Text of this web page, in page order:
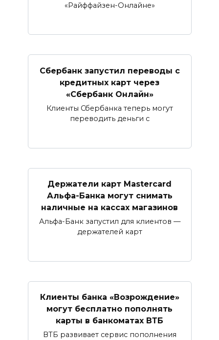
«Райффайзен-Онлайне»
Сбербанк запустил переводы с
кредитных карт через
«Сбербанк Онлайн»​​​​​​​
Клиенты Сбербанка теперь могут
переводить деньги с
Держатели карт Mastercard
Альфа-Банка могут снимать
наличные ​на кассах магазинов​
Альфа-Банк запустил для клиентов —
держателей карт
Клиенты банка «Возрождение»
могут бесплатно пополнять
карты в банкоматах ВТБ
ВТБ развивает сервис пополнения